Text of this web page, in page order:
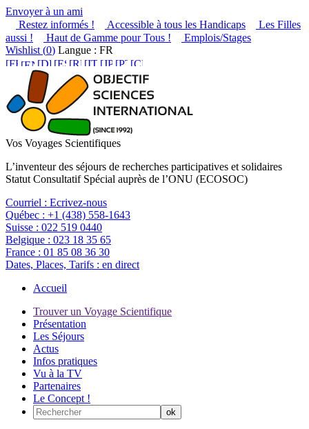
Envoyer à un ami
Restez informés !
Accessible à tous les Handicaps
Les Filles
aussi !
Haut de Gamme pour Tous !
Emplois/Stages
Wishlist (0) Langue : FR
Vos Voyages Scientifiques
L’inventeur des séjours de recherches participatives et solidaires
Statut Consultatif Spécial auprès de l’ONU (ECOSOC)
Courriel : Ecrivez-nous
Québec : +1 (438) 558-1643
Suisse : 022 519 0440
Belgique : 023 18 35 65
France : 01 85 08 36 30
Dates, Places, Tarifs : en direct
Accueil
Trouver un Voyage Scientifique
Présentation
Les Séjours
Actus
Infos pratiques
Vu à la TV
Partenaires
Le Concept !